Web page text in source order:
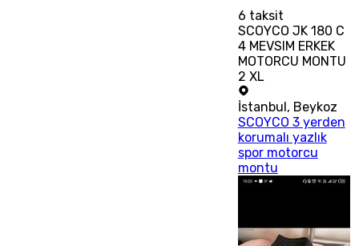
6 taksit
SCOYCO JK 180 C
4 MEVSIM ERKEK
MOTORCU MONTU
2 XL
İstanbul, Beykoz
SCOYCO 3 yerden
korumalı yazlık
spor motorcu
montu